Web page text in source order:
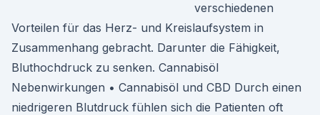
verschiedenen
Vorteilen für das Herz- und Kreislaufsystem in
Zusammenhang gebracht. Darunter die Fähigkeit,
Bluthochdruck zu senken. Cannabisöl
Nebenwirkungen • Cannabisöl und CBD Durch einen
niedrigeren Blutdruck fühlen sich die Patienten oft